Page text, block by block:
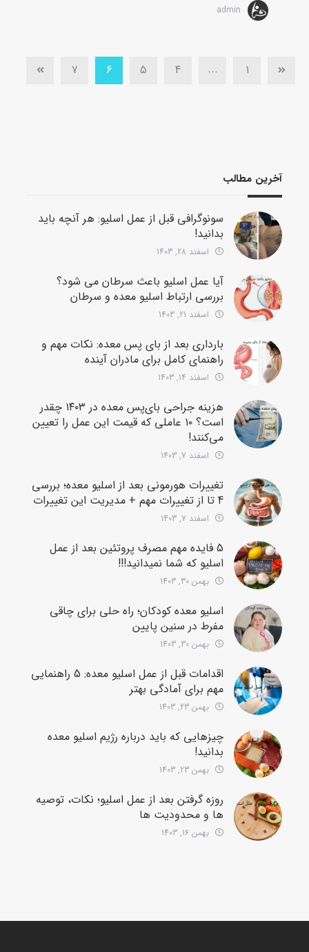
admin
1
...
4
5
6
7
آخرین مطالب
سونوگرافی قبل از عمل اسلیو: هر آنچه باید
بدانید!
اسفند 28, 1403
آیا عمل اسلیو باعث سرطان می شود؟
بررسی ارتباط اسلیو معده و سرطان
اسفند 21, 1403
بارداری بعد از بای پس معده: نکات مهم و
راهنمای کامل برای مادران آینده
اسفند 14, 1403
هزینه جراحی بای‌پس معده در ۱۴۰۳ چقدر
است؟ ۱۰ عاملی که قیمت این عمل را تعیین
می‌کنند!
اسفند 7, 1403
تغییرات هورمونی بعد از اسلیو معده؛ بررسی
4 تا از تغییرات مهم + مدیریت این تغییرات
اسفند 7, 1403
5 فایده مهم مصرف پروتئین بعد از عمل
اسلیو که شما نمیدانید!!!
بهمن 30, 1403
اسلیو معده کودکان؛ راه حلی برای چاقی
مفرط در سنین پایین
بهمن 30, 1403
اقدامات قبل از عمل اسلیو معده: 5 راهنمایی
مهم برای آمادگی بهتر
بهمن 23, 1403
چیزهایی که باید درباره رژیم اسلیو معده
بدانید!
بهمن 23, 1403
روزه گرفتن بعد از عمل اسلیو؛ نکات، توصیه
ها و محدودیت ها
بهمن 16, 1403